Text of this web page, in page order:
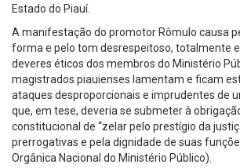
Estado do Piauí.
A manifestação do promotor Rômulo causa
forma e pelo tom desrespeitoso, totalmente
deveres éticos dos membros do Ministério
magistrados piauienses lamentam e ficam
ataques desproporcionais e imprudentes de
que, em tese, deveria se submeter à
constitucional de “zelar pelo prestígio da
prerrogativas e pela dignidade de suas
Orgânica Nacional do Ministério Público).